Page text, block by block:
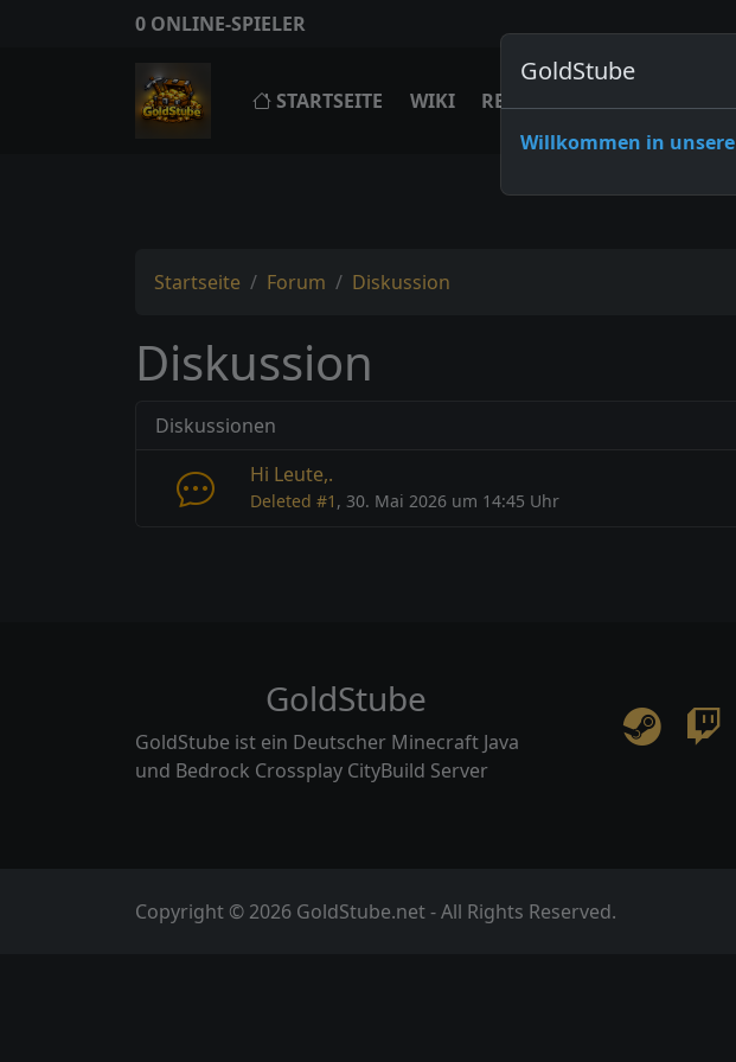
0 ONLINE-SPIELER
STARTSEITE WIKI REGELN
Startseite Forum Diskussion
Diskussion
Diskussionen
Hi Leute,.
Deleted #1 , 30. Mai 2026 um 14:45 Uhr
GoldStube
GoldStube ist ein Deutscher Minecraft Java
und Bedrock Crossplay CityBuild Server
Copyright © 2026 GoldStube.net - All Rights Reserved.
GoldStube
Willkommen in unsere